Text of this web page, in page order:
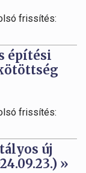
frissítés:
építési
frissítés:
új
»